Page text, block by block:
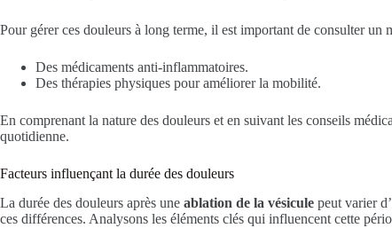
Pour gérer ces douleurs à long terme, il est important de consulter
Des médicaments anti-inflammatoires.
Des thérapies physiques pour améliorer la mobilité.
En comprenant la nature des douleurs et en suivant les conseils
quotidienne.
Facteurs influençant la durée des douleurs
La durée des douleurs après une ablation de la vésicule peut varier
ces différences. Analysons les éléments clés qui influencent cette